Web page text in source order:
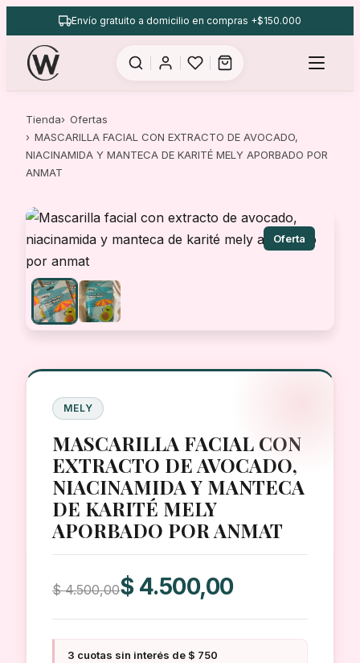
al
contenido
Envío gratuito a domicilio en compras +$150.000
Tienda
Ofertas
MASCARILLA FACIAL CON EXTRACTO DE AVOCADO,
NIACINAMIDA Y MANTECA DE KARITÉ MELY APORBADO POR
ANMAT
Oferta
MELY
MASCARILLA FACIAL CON
EXTRACTO DE AVOCADO,
NIACINAMIDA Y MANTECA
DE KARITÉ MELY
APORBADO POR ANMAT
$4.500,00
precio
original
era:
$4.500,00
precio
actual
es:
3 cuotas sin interés de $ 750